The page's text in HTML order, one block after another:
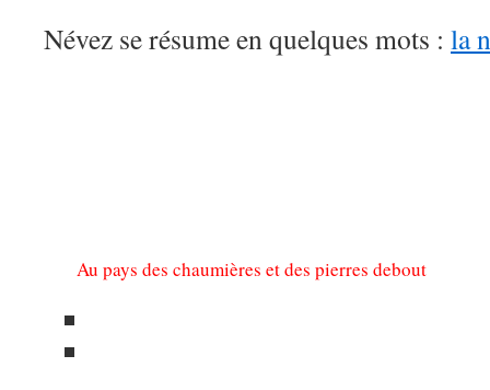
Névez se résume en quelques mots : la
Au pays des chaumières et des pierres debout